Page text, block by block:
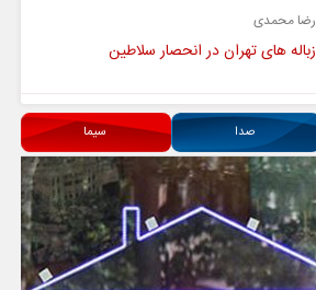
رضا محمدی
زباله های تهران در انحصار سلاطین
صدا سیما